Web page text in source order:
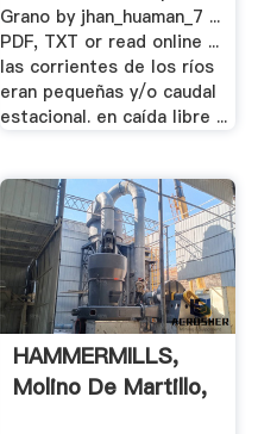
Grano by jhan_huaman_7 ...
PDF, TXT or read online ...
las corrientes de los ríos
eran pequeñas y/o caudal
estacional. en caída libre ...
HAMMERMILLS,
Molino De Martillo,